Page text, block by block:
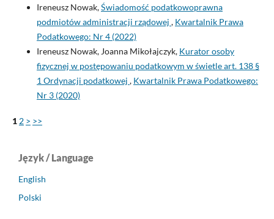
Ireneusz Nowak,Świadomość podatkowoprawna
podmiotów administracji rządowej , Kwartalnik Prawa
Podatkowego: Nr 4 (2022)
Ireneusz Nowak, Joanna Mikołajczyk, Kurator osoby
fizycznej w postępowaniu podatkowym w świetle art. 138 §
1 Ordynacji podatkowej , Kwartalnik Prawa Podatkowego:
Nr 3 (2020)
1 2 > >>
Język / Language
English
Polski